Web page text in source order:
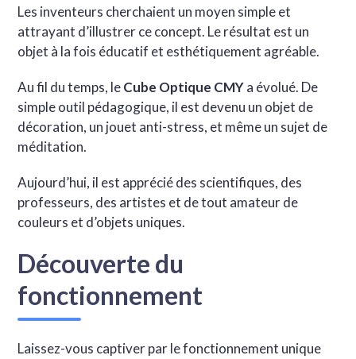
Les inventeurs cherchaient un moyen simple et
attrayant d’illustrer ce concept. Le résultat est un
objet à la fois éducatif et esthétiquement agréable.
Au fil du temps, leCube Optique CMYa évolué. De
simple outil pédagogique, il est devenu un objet de
décoration, un jouet anti-stress, et même un sujet de
méditation.
Aujourd’hui, il est apprécié des scientifiques, des
professeurs, des artistes et de tout amateur de
couleurs et d’objets uniques.
Découverte du
fonctionnement
Laissez-vous captiver par le fonctionnement unique